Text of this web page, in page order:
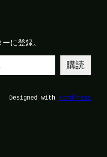
に登録。
購読
Designed with WordPress